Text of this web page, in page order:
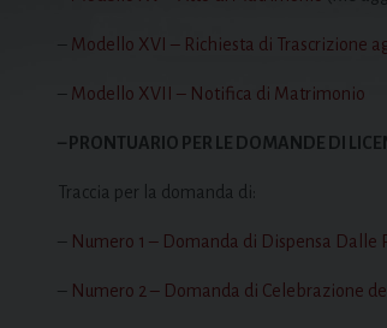
– Modello XVI – Richiesta di Trascrizione
– Modello XVII – Notifica di Matrimonio
– PRONTUARIO PER LE DOMANDE DI
Traccia per la domanda di:
– Numero 1 – Domanda di Dispensa Dalle
– Numero 2 – Domanda di Celebrazione